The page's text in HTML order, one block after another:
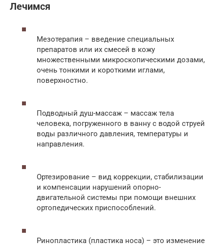
Лечимся
Мезотерапия – введение специальных
препаратов или их смесей в кожу
множественными микроскопическими дозами,
очень тонкими и короткими иглами,
поверхностно.
Подводный душ-массаж – массаж тела
человека, погруженного в ванну с водой струей
воды различного давления, температуры и
направления.
Ортезирование – вид коррекции, стабилизации
и компенсации нарушений опорно-
двигательной системы при помощи внешних
ортопедических приспособлений.
Ринопластика (пластика носа) – это изменение